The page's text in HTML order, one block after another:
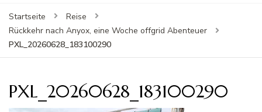
Startseite
Reise
Rückkehr nach Anyox, eine Woche offgrid Abenteuer
PXL_20260628_183100290
PXL_20260628_183100290